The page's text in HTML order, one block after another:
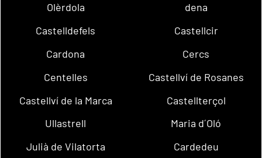
Olèrdola
dena
Castelldefels
Castellcir
Cardona
Cercs
Centelles
Castellví de Rosanes
Castellví de la Marca
Castellterçol
Ullastrell
Maria d´Oló
Julià de Vilatorta
Cardedeu